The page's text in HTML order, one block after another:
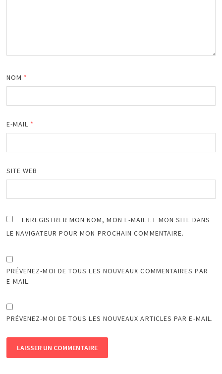
NOM *
E-MAIL *
SITE WEB
ENREGISTRER MON NOM, MON E-MAIL ET MON SITE DANS
LE NAVIGATEUR POUR MON PROCHAIN COMMENTAIRE.
PRÉVENEZ-MOI DE TOUS LES NOUVEAUX COMMENTAIRES PAR
E-MAIL.
PRÉVENEZ-MOI DE TOUS LES NOUVEAUX ARTICLES PAR E-MAIL.